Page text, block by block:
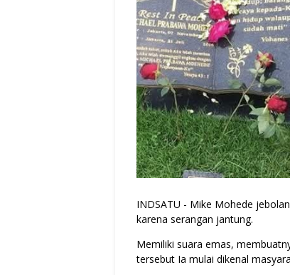
INDSATU - Mike Mohede
karena serangan jantung.
Memiliki suara emas,
tersebut Ia mulai dikenal